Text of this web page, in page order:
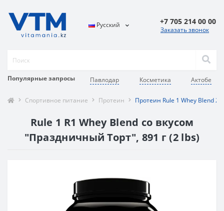
Популярные запросы Павлодар Косметика Актобе
Русский +7 705 214 00 00
Заказать звонок
Спортивное питание Протеин Протеин Rule 1 Whey Blend 2
Rule 1 R1 Whey Blend со вкусом
"Праздничный Торт", 891 г (2 lbs)